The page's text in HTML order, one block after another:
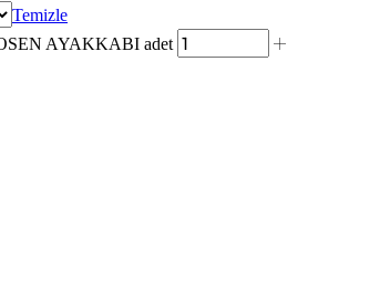
Temizle
AYAKKABI adet